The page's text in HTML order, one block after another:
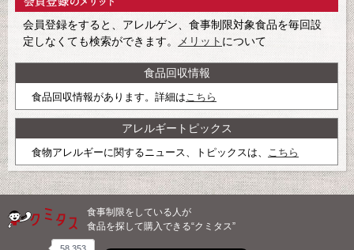
会員登録をすると、アレルゲン、食事制限対象食品を毎回設
定しなくても検索ができます。
メリット について
食品回収情報
食品回収情報があります。詳細はこちら
アレルギートピックス
食物アレルギーに関するニュース、トピックスは、 こちら
食事制限をしている人が
食品を探して購入できる“クミタス”